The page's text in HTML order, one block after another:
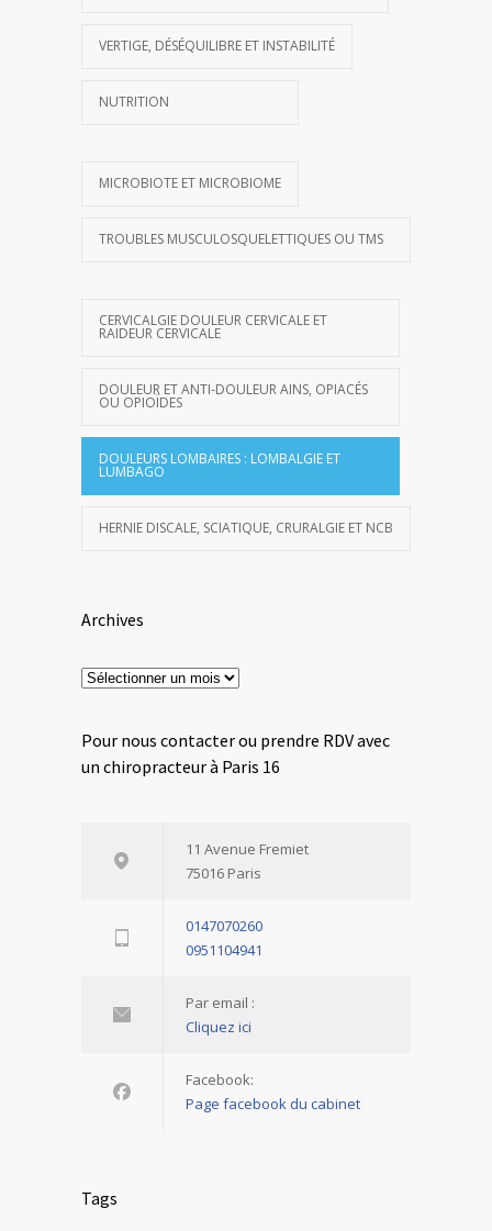
VERTIGE, DÉSÉQUILIBRE ET INSTABILITÉ
NUTRITION
MICROBIOTE ET MICROBIOME
TROUBLES MUSCULOSQUELETTIQUES OU TMS
CERVICALGIE DOULEUR CERVICALE ET
RAIDEUR CERVICALE
DOULEUR ET ANTI-DOULEUR AINS, OPIACÉS
OU OPIOÏDES
DOULEURS LOMBAIRES : LOMBALGIE ET
LUMBAGO
HERNIE DISCALE, SCIATIQUE, CRURALGIE ET NCB
Archives
Pour nous contacter ou prendre RDV avec
un chiropracteur à Paris 16
11 Avenue Fremiet
75016 Paris
0147070260
0951104941
Par email :
Cliquez ici
Facebook:
Page facebook du cabinet
Tags